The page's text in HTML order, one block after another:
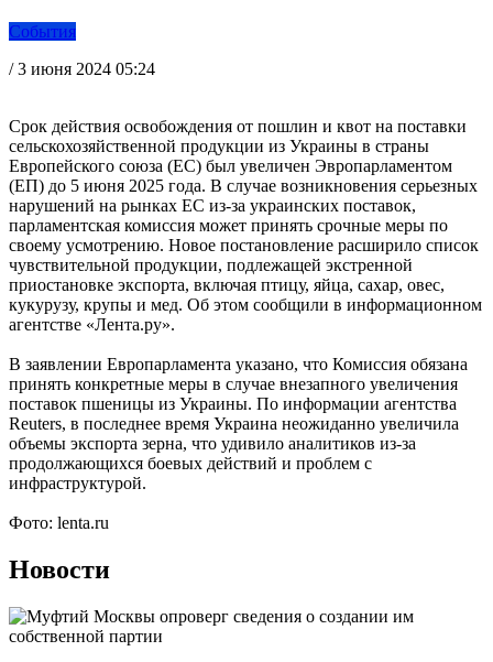
События
/ 3 июня 2024 05:24
Срок действия освобождения от пошлин и квот на поставки
сельскохозяйственной продукции из Украины в страны
Европейского союза (ЕС) был увеличен Эвропарламентом
(ЕП) до 5 июня 2025 года. В случае возникновения серьезных
нарушений на рынках ЕС из-за украинских поставок,
парламентская комиссия может принять срочные меры по
своему усмотрению. Новое постановление расширило список
чувствительной продукции, подлежащей экстренной
приостановке экспорта, включая птицу, яйца, сахар, овес,
кукурузу, крупы и мед. Об этом сообщили в информационном
агентстве «Лента.ру».
В заявлении Европарламента указано, что Комиссия обязана
принять конкретные меры в случае внезапного увеличения
поставок пшеницы из Украины. По информации агентства
Reuters, в последнее время Украина неожиданно увеличила
объемы экспорта зерна, что удивило аналитиков из-за
продолжающихся боевых действий и проблем с
инфраструктурой.
Фото: lenta.ru
Новости